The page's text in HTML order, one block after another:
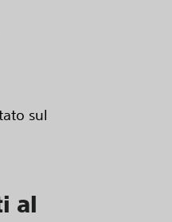
sul
al